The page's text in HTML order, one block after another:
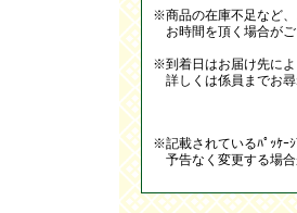
※商品の在庫不足など
お時間を頂く場合がご
※到着日はお届け先によ
詳しくは係員までお尋
※記載されているﾊﾟｯｹｰ
予告なく変更する場